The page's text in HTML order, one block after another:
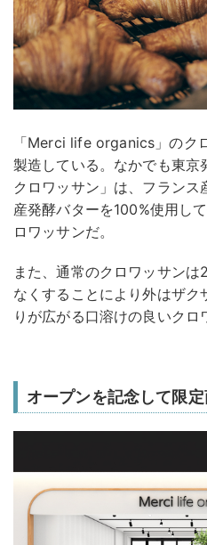
「Merci life organics」のク
製造している。なかでも東
クロワッサン」は、フランス
産発酵バターを100%使用し
ロワッサンだ。
また、通常のクロワッサン
なくすることにより外はザク
りが広がる口溶けの良いクロ
オープンを記念して限